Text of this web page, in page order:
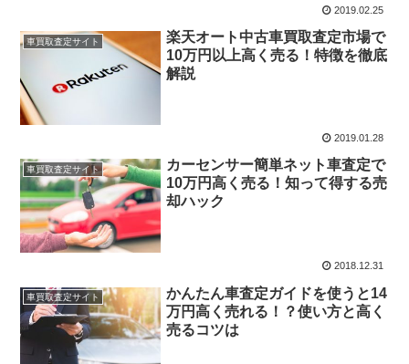
2019.02.25
車買取査定サイト
楽天オート中古車買取査定市場で
10万円以上高く売る！特徴を徹底
解説
2019.01.28
車買取査定サイト
カーセンサー簡単ネット車査定で
10万円高く売る！知って得する売
却ハック
2018.12.31
車買取査定サイト
かんたん車査定ガイドを使うと14
万円高く売れる！？使い方と高く
売るコツは